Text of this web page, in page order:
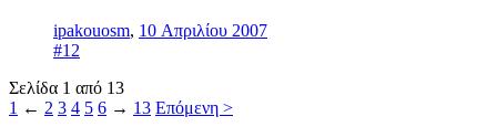
ipakouosm, 10 Απριλίου 2007
#12
Σελίδα 1 από 13
1 ← 2 3 4 5 6 → 13 Επόμενη >